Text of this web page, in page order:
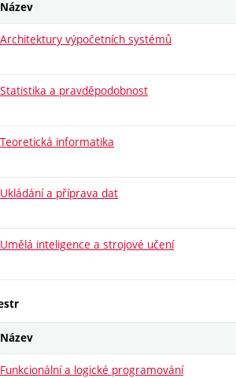
Název
Architektury výpočetních systémů
Statistika a pravděpodobnost
Teoretická informatika
Ukládání a příprava dat
Umělá inteligence a strojové učení
Název
Funkcionální a logické programování